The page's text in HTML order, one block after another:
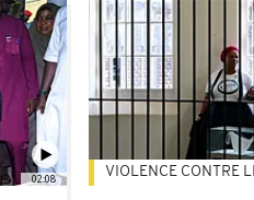
02:08 VIOLENCE CONTRE